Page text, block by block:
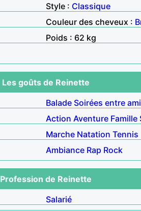
Style : Classique
Couleur des cheveux :
Poids : 62 kg
Les goûts de Reinette
Balade Soirées entre
Action Aventure Famille
Marche Natation Tennis
Ambiance Rap Rock
Profession de Reinette
Salarié